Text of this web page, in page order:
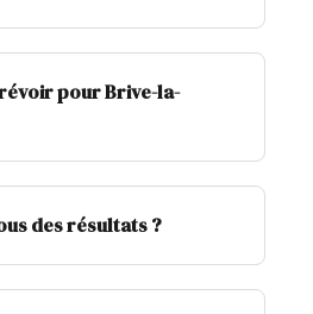
pour Brive-la-
des résultats ?